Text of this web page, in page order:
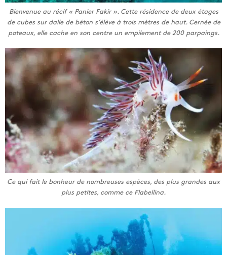
Bienvenue au récif « Panier Fakir ». Cette résidence de deux étages
de cubes sur dalle de béton s’élève à trois mètres de haut. Cernée de
poteaux, elle cache en son centre un empilement de 200 parpaings.
Ce qui fait le bonheur de nombreuses espèces, des plus grandes aux
plus petites, comme ce Flabellina.